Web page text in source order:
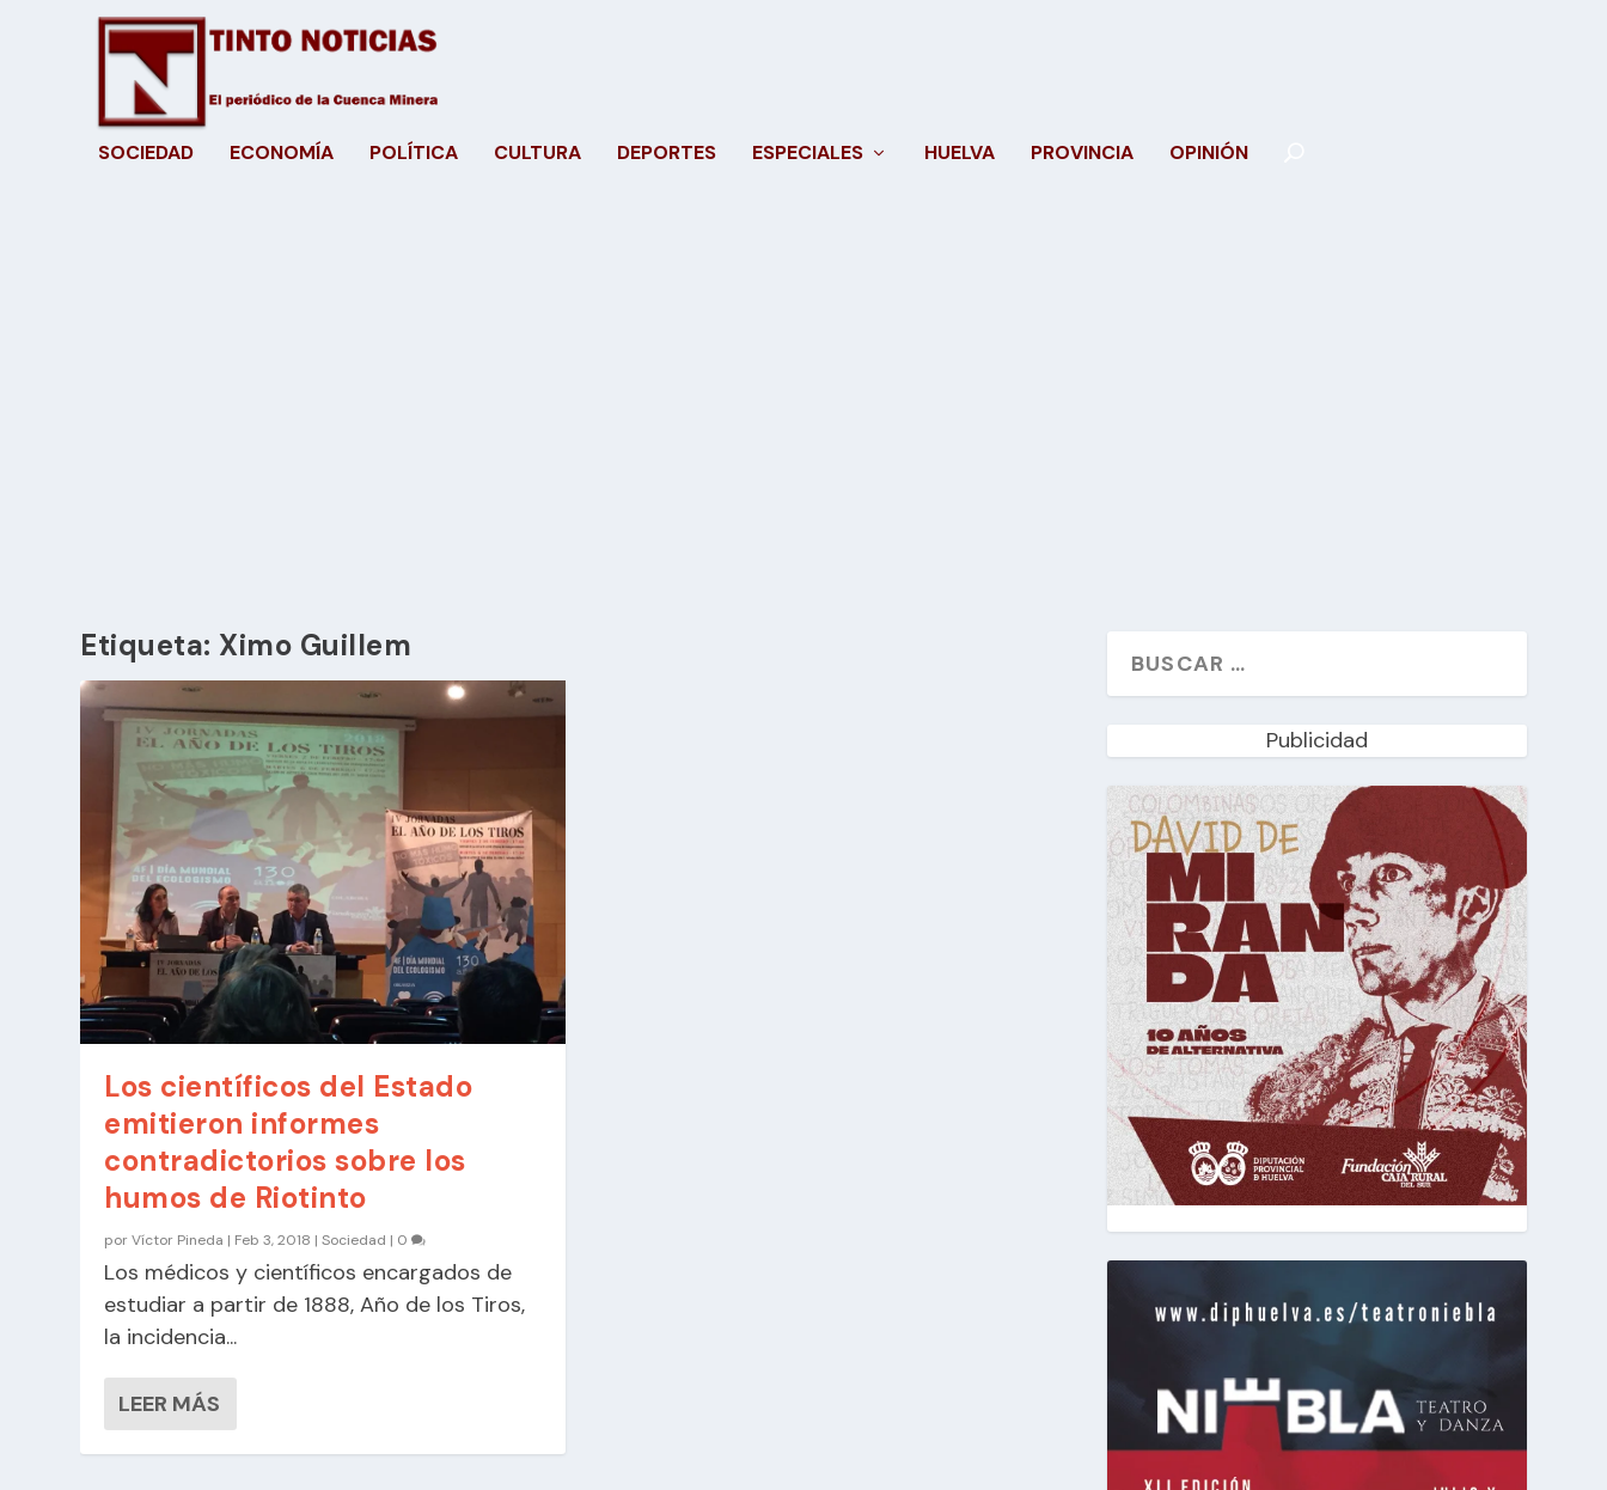
SOCIEDAD ECONOMÍA POLÍTICA CULTURA DEPORTES ESPECIALES HUELVA PROVINCIA OPINIÓN
Etiqueta: Ximo Guillem
Los científicos del Estado
emitieron informes
contradictorios sobre los
humos de Riotinto
porVíctor Pineda | Feb 3, 2018 |Sociedad | 0
Los médicos y científicos encargados de
estudiar a partir de 1888, Año de los Tiros,
la incidencia...
LEER MÁS
Publicidad